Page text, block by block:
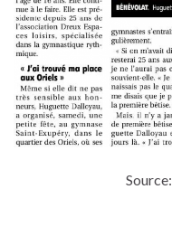
Source: